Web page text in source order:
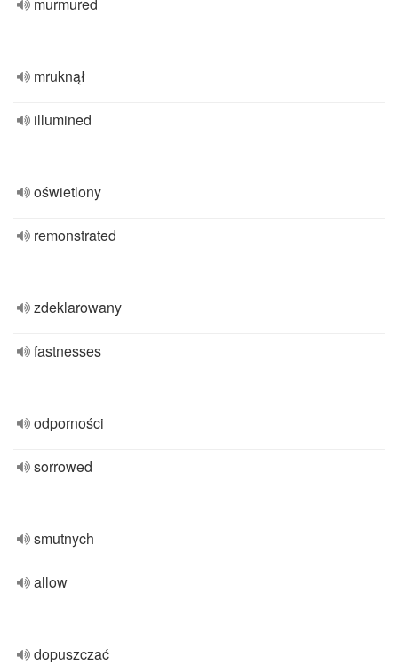
mruknął
illumined
oświetlony
remonstrated
zdeklarowany
fastnesses
odporności
sorrowed
smutnych
allow
dopuszczać